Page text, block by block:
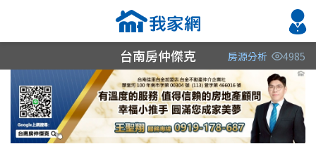
縣市
不限
區域
不限
縣市
不限
區域
不限
縣市
不限
區域
不限
台南房仲傑克 房源分析 4985